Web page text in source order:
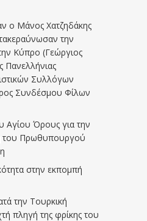
ο Μάνος Χατζηδάκης
την
Κύπρο (Γεώργιος
Πανελλήνιας
Συλλόγων
Συνδέσμου Φίλων
Αγίου Όρους για την
του Πρωθυπουργού
στην εκπομπή
την Τουρκική
πληγή της φρίκης του